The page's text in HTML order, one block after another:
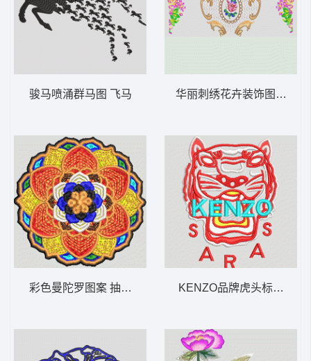
骏马喷涌群马图 飞马
彩色曼陀罗图案 抽象 圆
华丽刺绣花卉装饰图案 欧
KENZO品牌虎头标志 虎头